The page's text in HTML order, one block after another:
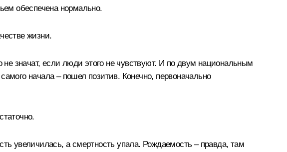
обеспечена нормально.
жизни.
значат, если люди этого не чувствуют. И по двум национальным
начала – пошел позитив. Конечно, первоначально
увеличилась, а смертность упала. Рождаемость – правда, там